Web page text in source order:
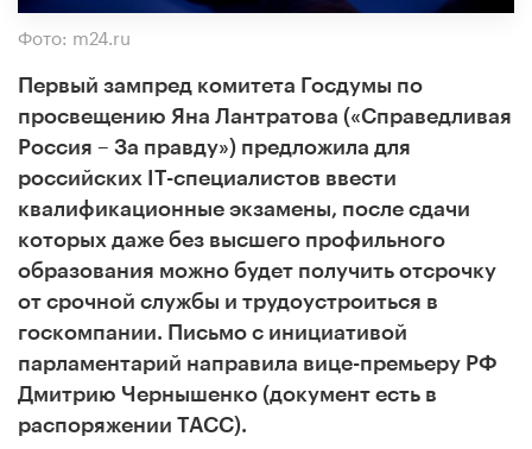
Фото: m24.ru
Первый зампред комитета Госдумы по
просвещению Яна Лантратова («Справедливая
Россия – За правду») предложила для
российских IT-специалистов ввести
квалификационные экзамены, после сдачи
которых даже без высшего профильного
образования можно будет получить отсрочку
от срочной службы и трудоустроиться в
госкомпании. Письмо с инициативой
парламентарий направила вице-премьеру РФ
Дмитрию Чернышенко (документ есть в
распоряжении ТАСС).